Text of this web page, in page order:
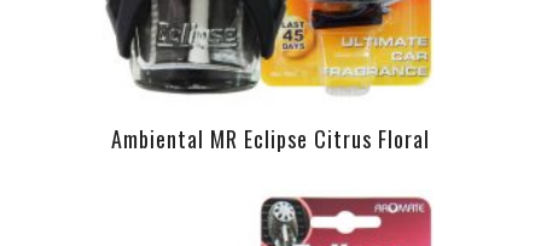
Ambiental MR Eclipse Citrus Floral